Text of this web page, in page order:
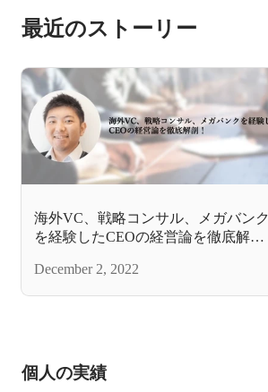
最近のストーリー
海外VC、戦略コンサル、メガバンク
を経験したCEOの経営論を徹底解
December 2, 2022
個人の実績